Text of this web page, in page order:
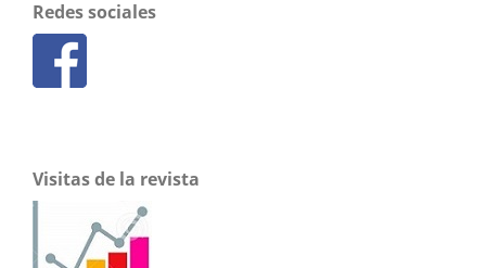
Redes sociales
Visitas de la revista